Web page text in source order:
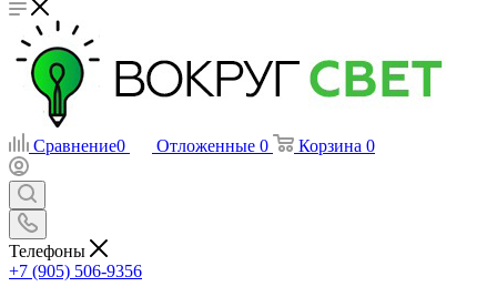
Сравнение0 Отложенные 0 Корзина 0
Телефоны
+7 (905) 506-9356